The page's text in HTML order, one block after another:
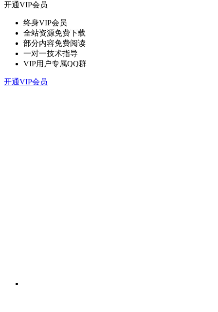
开通VIP会员
终身VIP会员
全站资源免费下载
部分内容免费阅读
一对一技术指导
VIP用户专属QQ群
开通VIP会员